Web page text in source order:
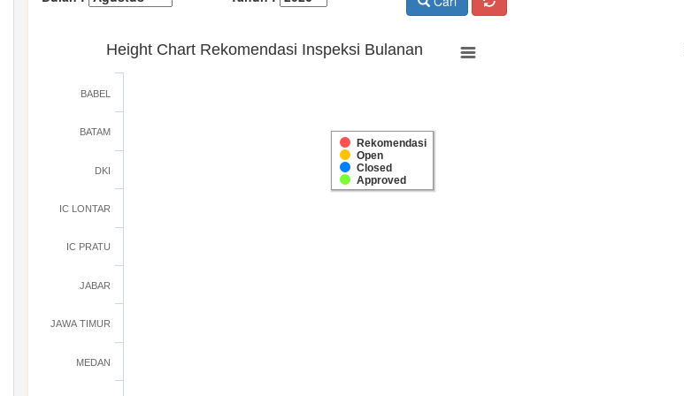
Height Chart Rekomendasi Inspeksi Bulanan
Rekomendasi
Open
Closed
Approved
BABEL
BATAM
DKI
IC LONTAR
IC PRATU
JABAR
JAWA TIMUR
MEDAN